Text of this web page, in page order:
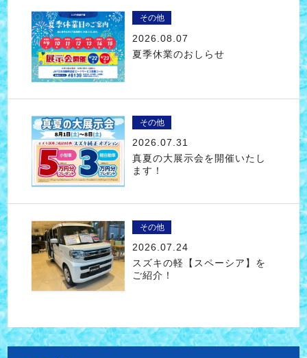
その他
2026.08.07
夏季休業のおしらせ
その他
2026.07.31
真夏の大展示会を開催いたし
ます！
その他
2026.07.24
スズキの軽【スペーシア】を
ご紹介！